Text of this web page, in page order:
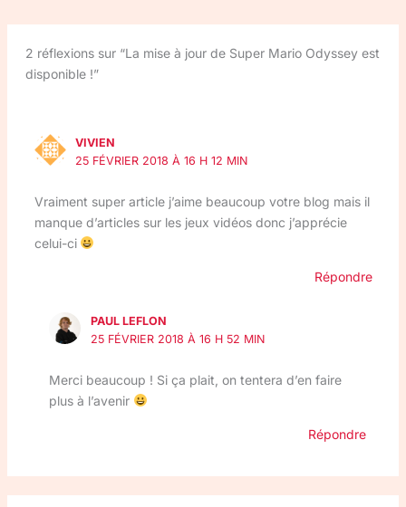
2 réflexions sur “La mise à jour de Super Mario Odyssey est
disponible !”
VIVIEN
25 FÉVRIER 2018 À 16 H 12 MIN
Vraiment super article j’aime beaucoup votre blog mais il
manque d’articles sur les jeux vidéos donc j’apprécie
celui-ci
Répondre
PAUL LEFLON
25 FÉVRIER 2018 À 16 H 52 MIN
Merci beaucoup ! Si ça plait, on tentera d’en faire
plus à l’avenir
Répondre